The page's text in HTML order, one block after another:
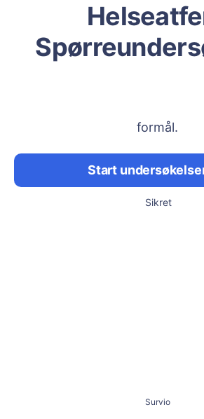
formål.
Start
Sikret
Survio